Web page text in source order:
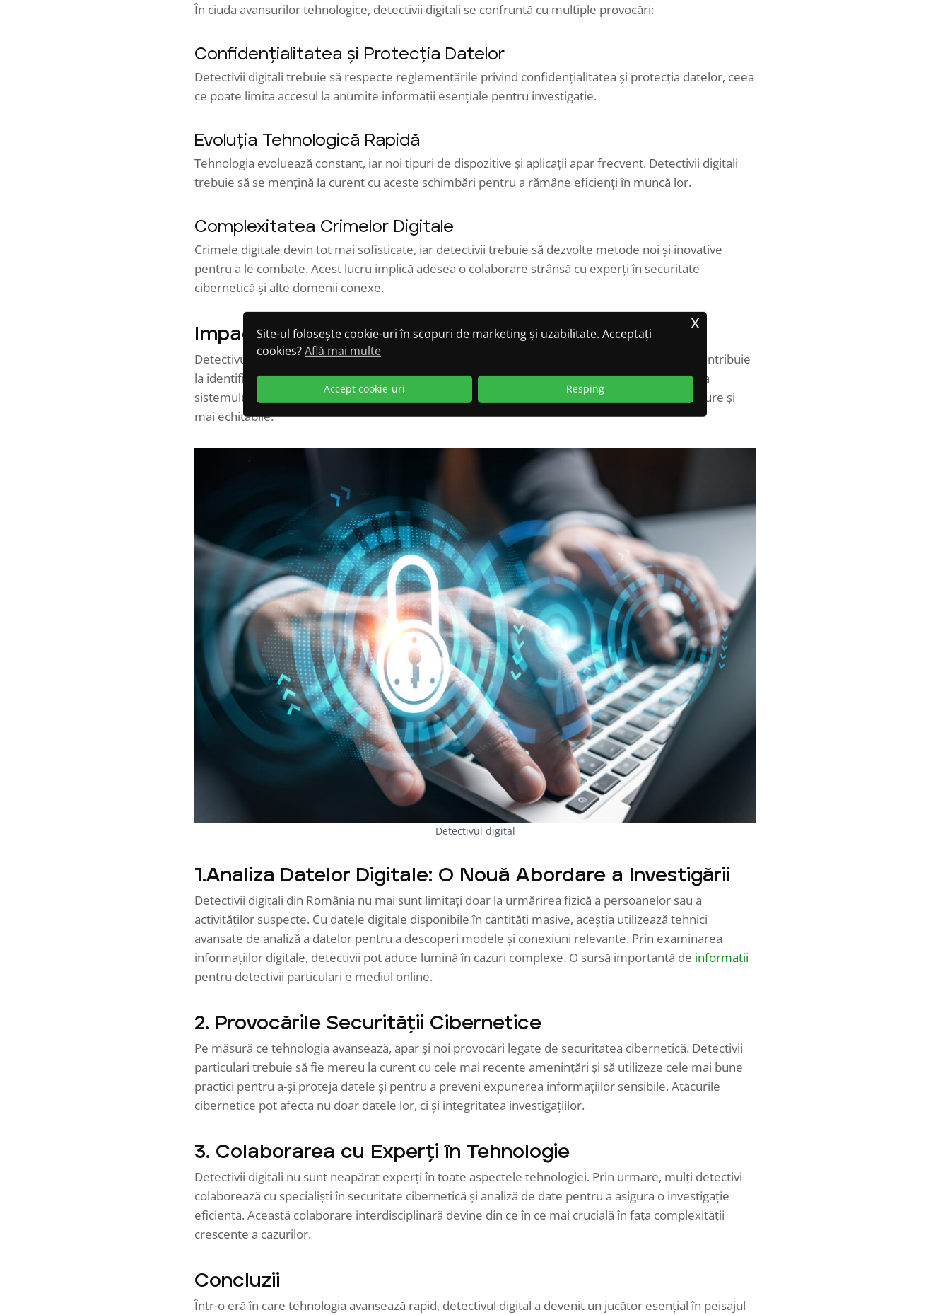
Site-ul folosește cookie-uri în scopuri de marketing și uzabilitate. Acceptați
cookies?Află mai multe
Accept cookie-uri Resping
x
În ciuda avansurilor tehnologice, detectivii digitali se confruntă cu multiple provocări:
Confidențialitatea și Protecția Datelor
Detectivii digitali trebuie să respecte reglementările privind confidențialitatea și protecția datelor, ceea
ce poate limita accesul la anumite informații esențiale pentru investigație.
Evoluția Tehnologică Rapidă
Tehnologia evoluează constant, iar noi tipuri de dispozitive și aplicații apar frecvent. Detectivii digitali
trebuie să se mențină la curent cu aceste schimbări pentru a rămâne eficienți în muncă lor.
Complexitatea Crimelor Digitale
Crimele digitale devin tot mai sofisticate, iar detectivii trebuie să dezvolte metode noi și inovative
pentru a le combate. Acest lucru implică adesea o colaborare strânsă cu experți în securitate
cibernetică și alte domenii conexe.
Impactul Detectivului Digital asupra Justiției
Detectivul digital joacă un rol esențial în asigurarea unei justiții corecte în era tehnologică. Ei contribuie
la identificarea și prinderea infractorilor, protejând astfel comunitățile și asigurând integritatea
sistemului de justiție. Cu fiecare caz rezolvat, ei contribuie la construirea unei societăți mai sigure și
mai echitabile.
Detectivul digital
1.Analiza Datelor Digitale: O Nouă Abordare a Investigării
Detectivii digitali din România nu mai sunt limitați doar la urmărirea fizică a persoanelor sau a
activităților suspecte. Cu datele digitale disponibile în cantități masive, aceștia utilizează tehnici
avansate de analiză a datelor pentru a descoperi modele și conexiuni relevante. Prin examinarea
informațiilor digitale, detectivii pot aduce lumină în cazuri complexe. O sursă importantă de informații
pentru detectivii particulari e mediul online.
2. Provocările Securității Cibernetice
Pe măsură ce tehnologia avansează, apar și noi provocări legate de securitatea cibernetică. Detectivii
particulari trebuie să fie mereu la curent cu cele mai recente amenințări și să utilizeze cele mai bune
practici pentru a-și proteja datele și pentru a preveni expunerea informațiilor sensibile. Atacurile
cibernetice pot afecta nu doar datele lor, ci și integritatea investigațiilor.
3. Colaborarea cu Experți în Tehnologie
Detectivii digitali nu sunt neapărat experți în toate aspectele tehnologiei. Prin urmare, mulți detectivi
colaborează cu specialiști în securitate cibernetică și analiză de date pentru a asigura o investigație
eficientă. Această colaborare interdisciplinară devine din ce în ce mai crucială în fața complexității
crescente a cazurilor.
Concluzii
Într-o eră în care tehnologia avansează rapid, detectivul digital a devenit un jucător esențial în peisajul